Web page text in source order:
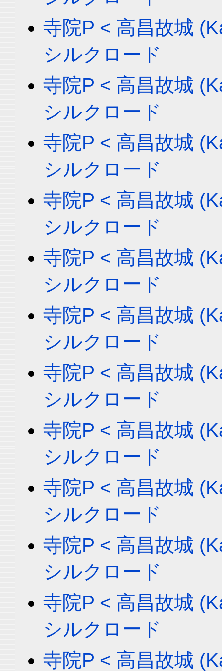
寺院P < 高昌故城
シルクロード
寺院P < 高昌故城
シルクロード
寺院P < 高昌故城
シルクロード
寺院P < 高昌故城
シルクロード
寺院P < 高昌故城
シルクロード
寺院P < 高昌故城
シルクロード
寺院P < 高昌故城
シルクロード
寺院P < 高昌故城
シルクロード
寺院P < 高昌故城
シルクロード
寺院P < 高昌故城
シルクロード
寺院P < 高昌故城
シルクロード
寺院P < 高昌故城